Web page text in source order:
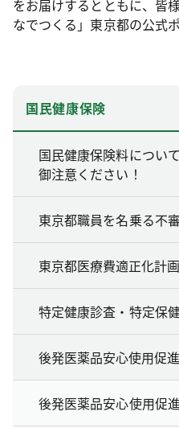
をお届けするとともに、皆
なでつくる」東京都の公式
国民健康保険
国民健康保険料につい
御注意ください！
東京都職員を名乗る不
東京都医療費適正化計画
特定健康診査・特定保
後発医薬品安心使用促
後発医薬品安心使用促